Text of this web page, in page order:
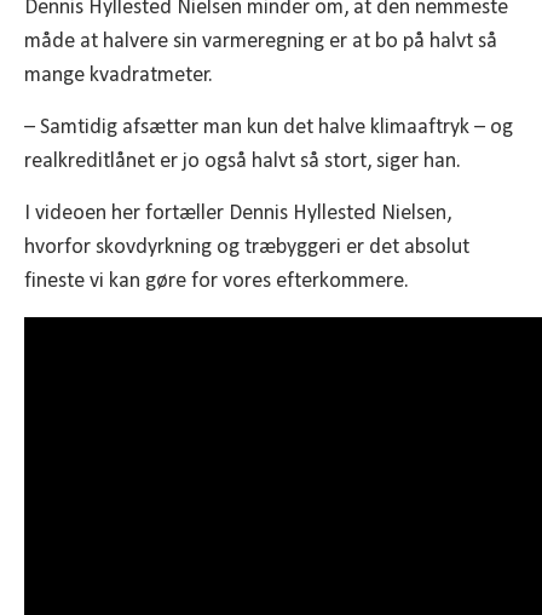
Dennis Hyllested Nielsen minder om, at den nemmeste
måde at halvere sin varmeregning er at bo på halvt så
mange kvadratmeter.
– Samtidig afsætter man kun det halve klimaaftryk – og
realkreditlånet er jo også halvt så stort, siger han.
I videoen her fortæller Dennis Hyllested Nielsen,
hvorfor skovdyrkning og træbyggeri er det absolut
fineste vi kan gøre for vores efterkommere.